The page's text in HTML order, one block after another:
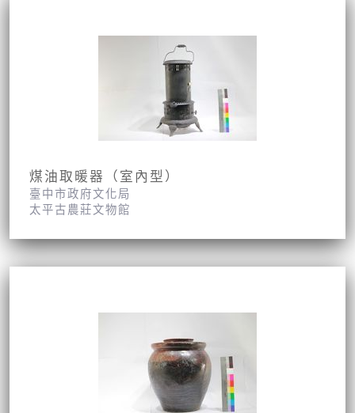
煤油取暖器（室內型）
臺中市政府文化局
太平古農莊文物館